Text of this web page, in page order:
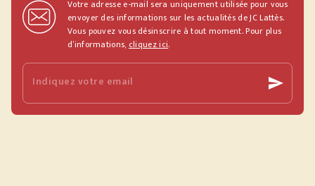
Votre adresse e-mail sera uniquement utilisée pour vous
envoyer des informations sur les actualités de JC Lattès.
Vous pouvez vous désinscrire à tout moment. Pour plus
d’informations,cliquez ici.
Indiquez votre email send